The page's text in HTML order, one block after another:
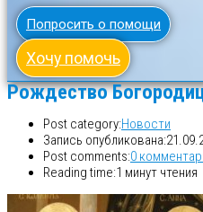
Попросить о помощи
Хочу помочь
Рождество
Post category:Новости
Запись опубликована:
Post comments:0
Reading time:1 минут чтения